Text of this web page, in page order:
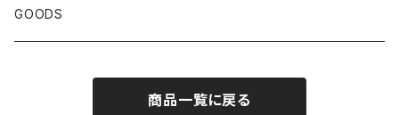
HANDMADE
GOODS
商品一覧に戻る